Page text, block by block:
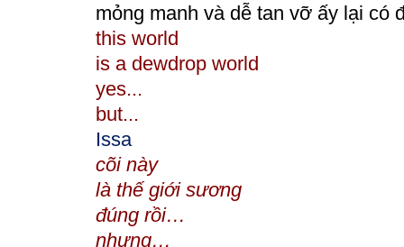
mỏng manh và dễ tan vỡ ấy lại có
this world
is a dewdrop world
yes...
but...
Issa
cõinày
là thế giới sương
đúng rồi…
nhưng…